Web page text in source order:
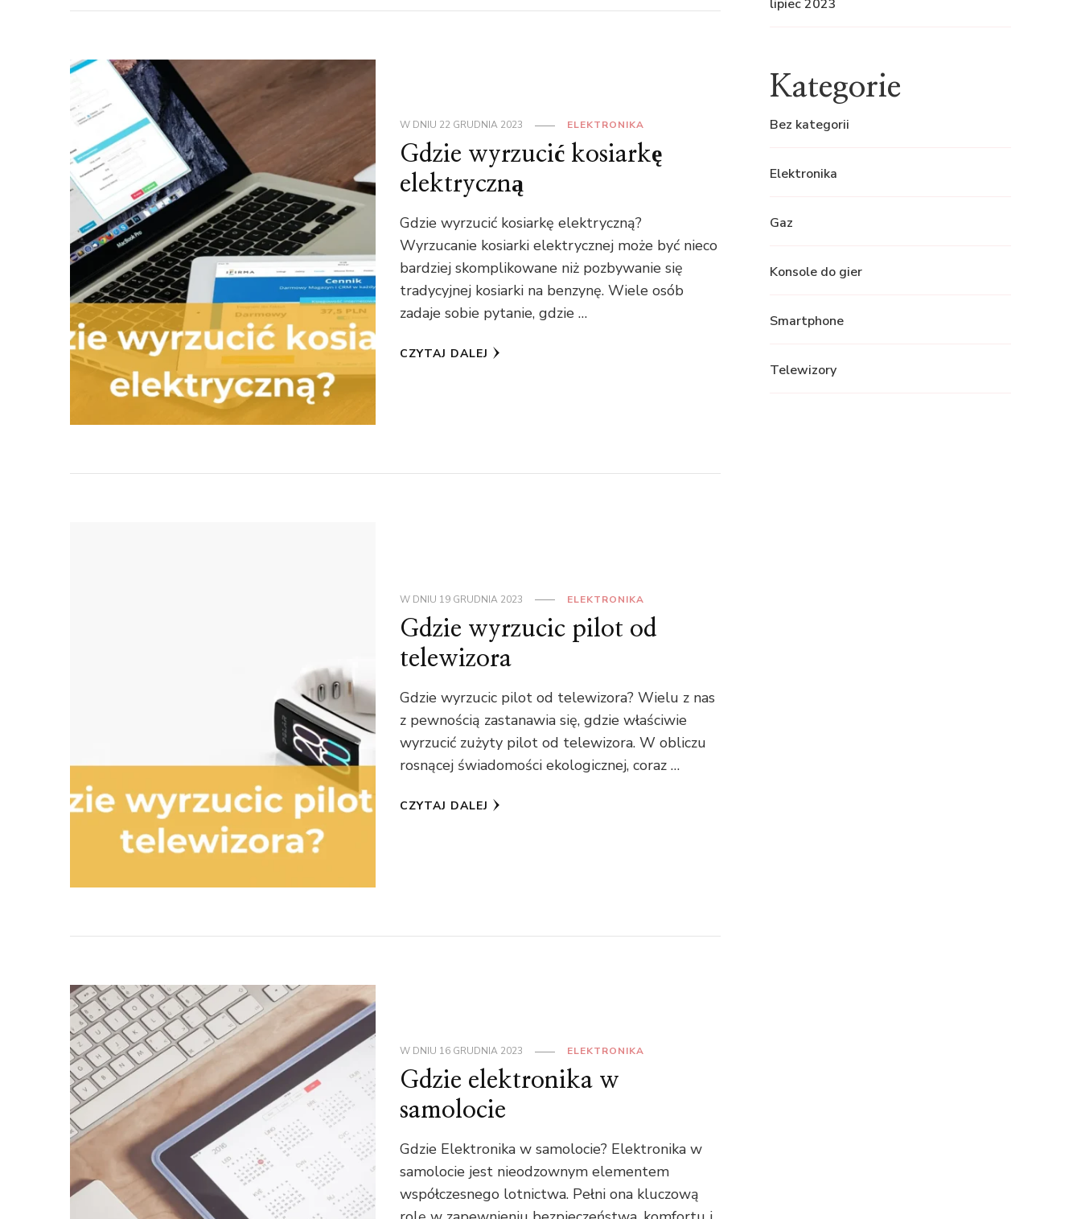
W DNIU 22 GRUDNIA 2023 ELEKTRONIKA
Gdzie wyrzucić kosiarkę
elektryczną
Gdzie wyrzucić kosiarkę elektryczną?
Wyrzucanie kosiarki elektrycznej może być nieco
bardziej skomplikowane niż pozbywanie się
tradycyjnej kosiarki na benzynę. Wiele osób
zadaje sobie pytanie, gdzie …
CZYTAJ DALEJ
W DNIU 19 GRUDNIA 2023 ELEKTRONIKA
Gdzie wyrzucic pilot od
telewizora
Gdzie wyrzucic pilot od telewizora? Wielu z nas
z pewnością zastanawia się, gdzie właściwie
wyrzucić zużyty pilot od telewizora. W obliczu
rosnącej świadomości ekologicznej, coraz …
CZYTAJ DALEJ
W DNIU 16 GRUDNIA 2023 ELEKTRONIKA
Gdzie elektronika w
samolocie
Gdzie Elektronika w samolocie? Elektronika w
samolocie jest nieodzownym elementem
współczesnego lotnictwa. Pełni ona kluczową
lipiec 2023
Kategorie
Bez kategorii
Elektronika
Gaz
Konsole do gier
Smartphone
Telewizory